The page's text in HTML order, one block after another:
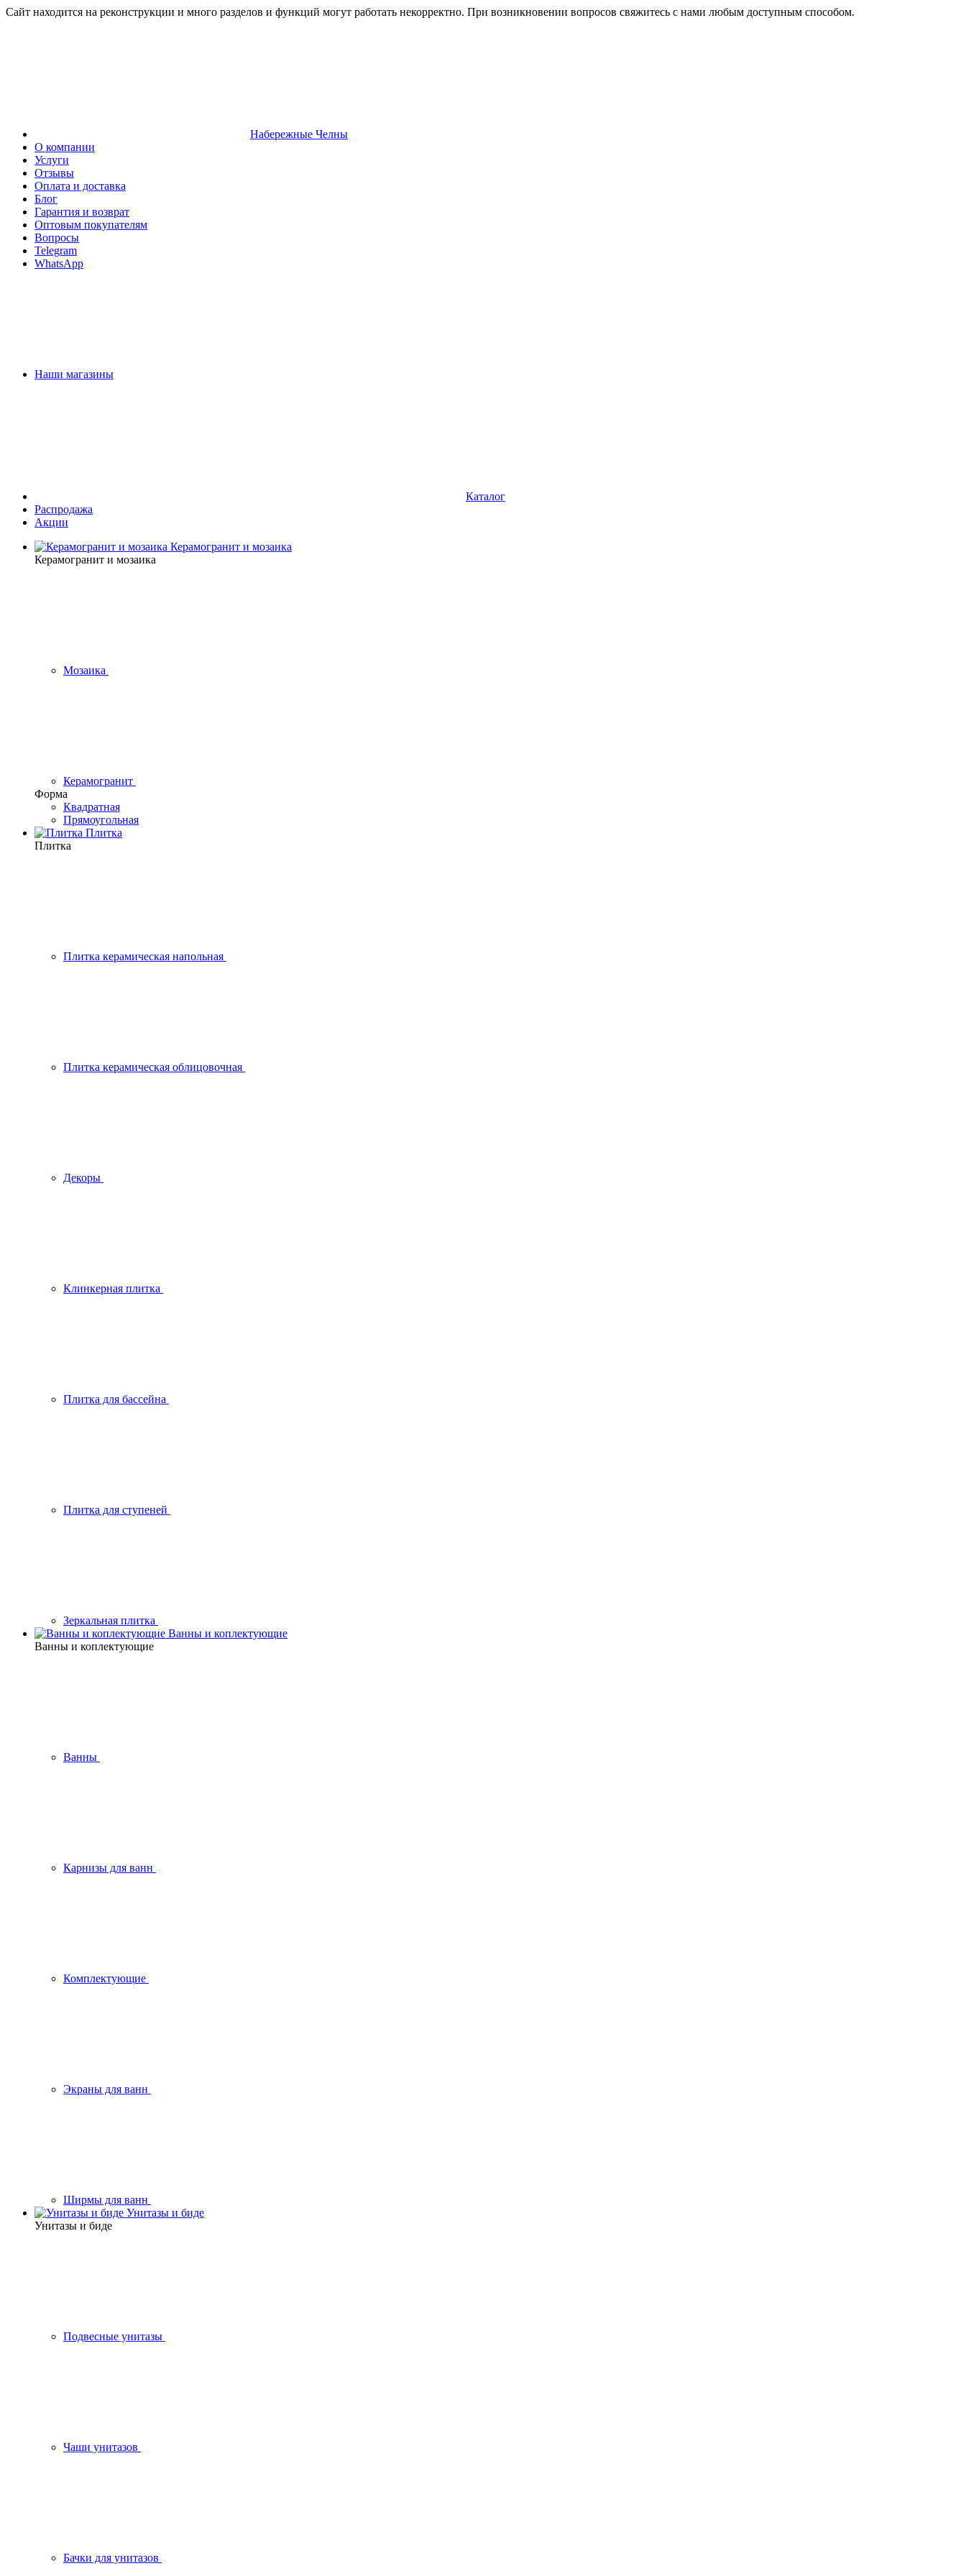
Сайт находится на реконструкции и много разделов и функций могут работать некорректно. При возникновении вопросов свяжитесь с нами любым доступным способом.
Набережные Челны
О компании
Услуги
Отзывы
Оплата и доставка
Блог
Гарантия и возврат
Оптовым покупателям
Вопросы
Telegram
WhatsApp
Наши магазины
Каталог
Распродажа
Акции
Керамогранит и мозаика
Керамогранит и мозаика
Мозаика
Керамогранит
Форма
Квадратная
Прямоугольная
Плитка
Плитка
Плитка керамическая напольная
Плитка керамическая облицовочная
Декоры
Клинкерная плитка
Плитка для бассейна
Плитка для ступеней
Зеркальная плитка
Ванны и коплектующие
Ванны и коплектующие
Ванны
Карнизы для ванн
Комплектующие
Экраны для ванн
Ширмы для ванн
Унитазы и биде
Унитазы и биде
Подвесные унитазы
Чаши унитазов
Бачки для унитазов